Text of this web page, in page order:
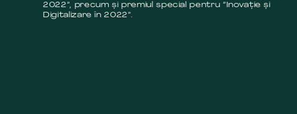
2022”, precum și premiul special pentru ”Inovație și
Digitalizare în 2022”.